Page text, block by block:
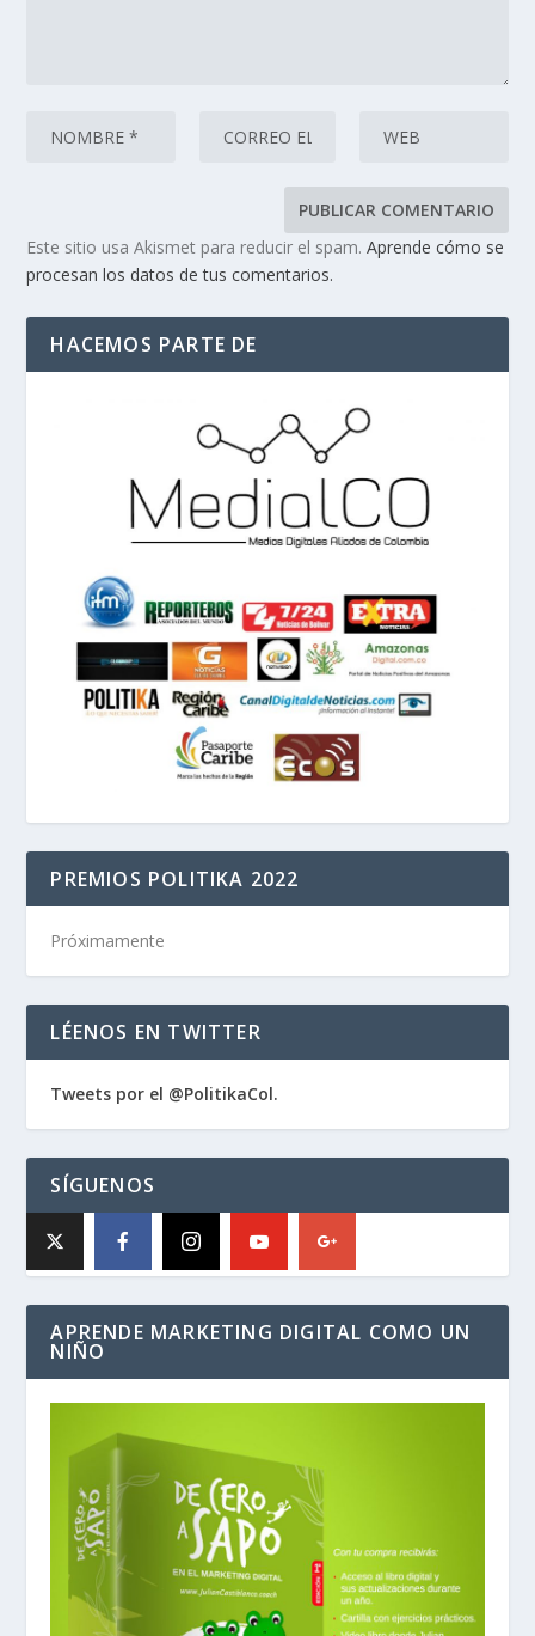
Este sitio usa Akismet para reducir el spam.Aprende cómo se
procesan los datos de tus comentarios.
HACEMOS PARTE DE
PREMIOS POLITIKA 2022
Próximamente
LÉENOS EN TWITTER
Tweets por el @PolitikaCol.
SÍGUENOS
APRENDE MARKETING DIGITAL COMO UN
NIÑO